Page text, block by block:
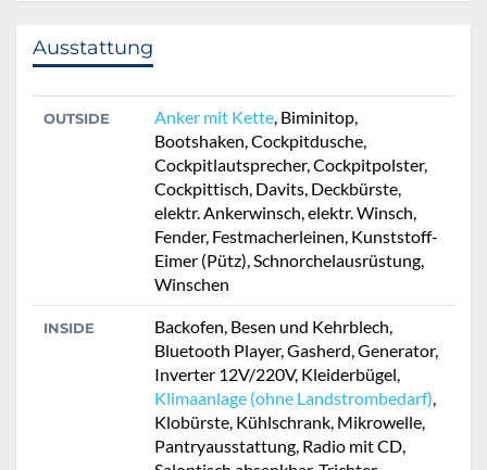
Ausstattung
OUTSIDE Anker mit Kette , Biminitop,
Bootshaken, Cockpitdusche,
Cockpitlautsprecher, Cockpitpolster,
Cockpittisch, Davits, Deckbürste,
elektr. Ankerwinsch, elektr. Winsch,
Fender, Festmacherleinen, Kunststoff-
Eimer (Pütz), Schnorchelausrüstung,
Winschen
INSIDE
Backofen, Besen und Kehrblech,
Bluetooth Player, Gasherd, Generator,
Inverter 12V/220V, Kleiderbügel,
Klimaanlage (ohne Landstrombedarf)
Klobürste, Kühlschrank, Mikrowelle,
Pantryausstattung, Radio mit CD,